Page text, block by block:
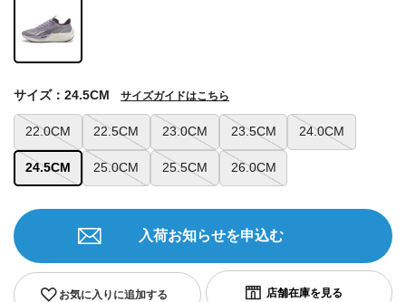
22.0CM 22.5CM 23.0CM 23.5CM 24.0CM
24.5CM 25.0CM 25.5CM 26.0CM
サイズ：24.5CM サイズガイドはこちら
お気に入りに追加する
入荷お知らせを申込む